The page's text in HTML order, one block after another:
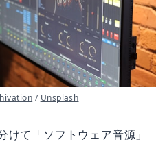
/ Unsplash
て「ソフトウェア音源」